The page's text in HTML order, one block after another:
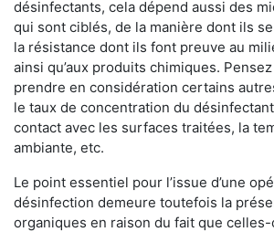
désinfectants, cela dépend aussi des
qui sont ciblés, de la manière dont ils
la résistance dont ils font preuve au
ainsi qu’aux produits chimiques.
prendre en considération certains
le taux de concentration du
contact avec les surfaces traitées, la
ambiante, etc.
Le point essentiel pour l’issue d’une
désinfection demeure toutefois la
organiques en raison du fait que